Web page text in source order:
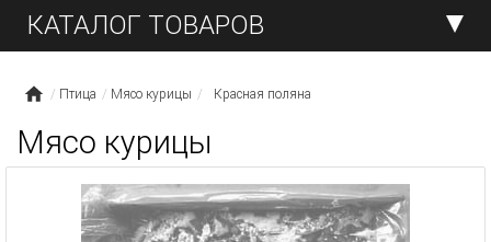
КАТАЛОГ ТОВАРОВ
Птица Мясо курицы Красная поляна
Мясо курицы